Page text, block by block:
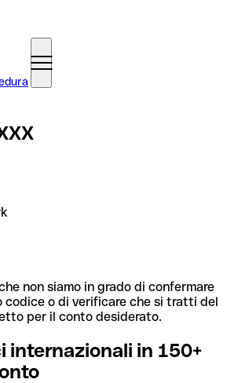
non siamo in grado di confermare
o di verificare che si tratti del
per il conto desiderato.
internazionali in 150+